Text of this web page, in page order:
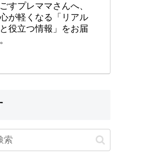
すプレママさんへ、
が軽くなる「リアル
役立つ情報」をお届